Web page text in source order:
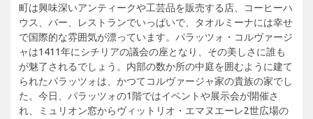
町は興味深いアンティークや工芸品を販売する店、コーヒーハ
ウス、バー、レストランでいっぱいで、タオルミーナには幸せ
で国際的な雰囲気が漂っています。パラッツォ・コルヴァージ
ャは1411年にシチリアの議会の座となり、その美しさに誰も
が魅了されるでしょう。内部の数か所の中庭を囲むように建て
られたパラッツォは、かつてコルヴァージャ家の貴族の家でし
た。今日、パラッツォの1階ではイベントや展示会が開催さ
れ、ミュリオン窓からヴィットリオ・エマヌエーレ2世広場の